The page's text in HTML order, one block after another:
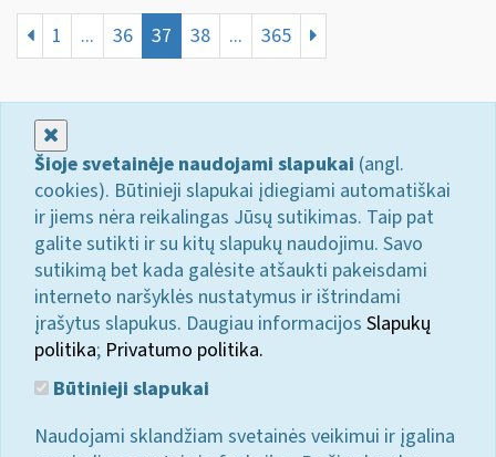
1 ... 36 37 38 ... 365
Šioje svetainėje naudojami slapukai (angl.
cookies). Būtinieji slapukai įdiegiami automatiškai
ir jiems nėra reikalingas Jūsų sutikimas. Taip pat
galite sutikti ir su kitų slapukų naudojimu. Savo
sutikimą bet kada galėsite atšaukti pakeisdami
interneto naršyklės nustatymus ir ištrindami
įrašytus slapukus. Daugiau informacijos Slapukų
politika; Privatumo politika.
Būtinieji slapukai
Naudojami sklandžiam svetainės veikimui ir įgalina